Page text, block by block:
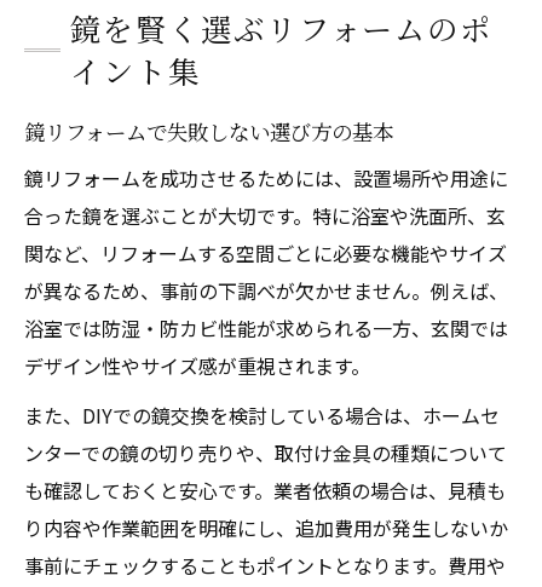
鏡を賢く選ぶリフォームのポ
イント集
鏡リフォームで失敗しない選び方の基本
鏡リフォームを成功させるためには、設置場所や用途に
合った鏡を選ぶことが大切です。特に浴室や洗面所、玄
関など、リフォームする空間ごとに必要な機能やサイズ
が異なるため、事前の下調べが欠かせません。例えば、
浴室では防湿・防カビ性能が求められる一方、玄関では
デザイン性やサイズ感が重視されます。
また、DIYでの鏡交換を検討している場合は、ホームセ
ンターでの鏡の切り売りや、取付け金具の種類について
も確認しておくと安心です。業者依頼の場合は、見積も
り内容や作業範囲を明確にし、追加費用が発生しないか
事前にチェックすることもポイントとなります。費用や